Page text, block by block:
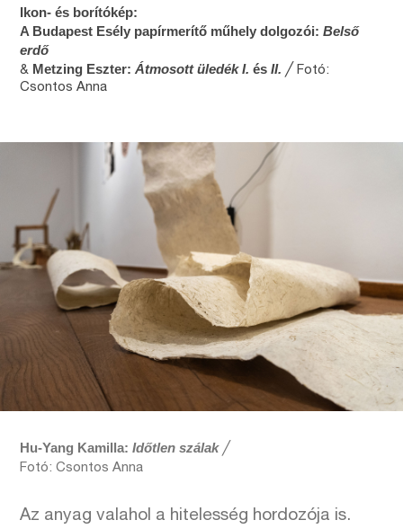
Ikon- és borítókép:
A Budapest Esély papírmerítő műhely dolgozói:Belső
erdő
& Metzing Eszter:Átmosott üledék I. ésII. ╱ Fotó:
Csontos Anna
Hu-Yang Kamilla:Időtlen szálak╱
Fotó: Csontos Anna
Az anyag valahol a hitelesség hordozója is.